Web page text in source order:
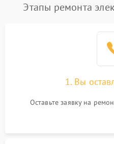
Этапы ремонта
1. Вы
Оставьте заявку на